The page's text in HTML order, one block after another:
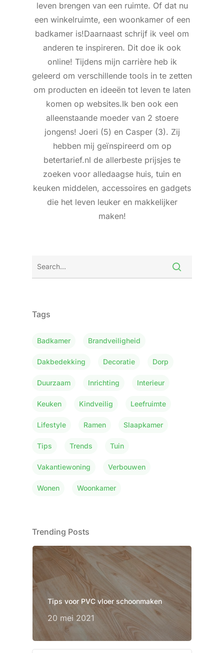
leven brengen van een ruimte. Of dat nu
een winkelruimte, een woonkamer of een
badkamer is!Daarnaast schrijf ik veel om
anderen te inspireren. Dit doe ik ook
online! Tijdens mijn carrière heb ik
geleerd om verschillende tools in te zetten
om producten en ideeën tot leven te laten
komen op websites.Ik ben ook een
alleenstaande moeder van 2 stoere
jongens! Joeri (5) en Casper (3). Zij
hebben mij geïnspireerd om op
betertarief.nl de allerbeste prijsjes te
zoeken voor alledaagse huis, tuin en
keuken middelen, accessoires en gadgets
die het leven leuker en makkelijker
maken!
Tags
Badkamer Brandveiligheid
Dakbedekking Decoratie Dorp
Duurzaam Inrichting Interieur
Keuken Kindveilig Leefruimte
Lifestyle Ramen Slaapkamer
Tips Trends Tuin
Vakantiewoning Verbouwen
Wonen Woonkamer
Trending Posts
Tips voor PVC vloer schoonmaken
20 mei 2021